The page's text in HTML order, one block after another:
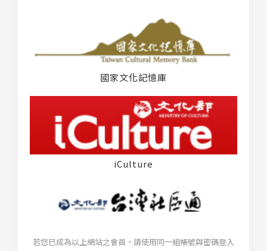
國家文化記憶庫
iCulture
若您已成為以上網站之會員，請使用同一組帳號與密碼登入